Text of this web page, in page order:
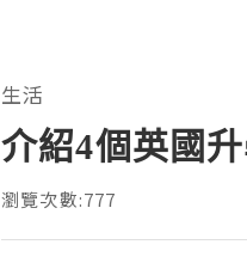
生活
介紹4個英國
瀏覽次數:777